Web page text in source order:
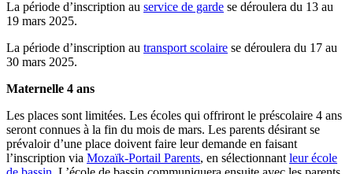
La période d’inscription au service de garde se déroulera du 13 au
19 mars 2025.
La période d’inscription au transport scolaire se déroulera du 17 au
30 mars 2025.
Maternelle 4 ans
Les places sont limitées. Les écoles qui offriront le préscolaire 4 ans
seront connues à la fin du mois de mars. Les parents désirant se
prévaloir d’une place doivent faire leur demande en faisant
l’inscription via Mozaïk-Portail Parents, en sélectionnant leur école